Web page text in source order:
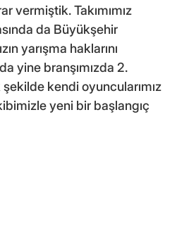
vermiştik. Takımımız
da Büyükşehir
yarışma haklarını
yine branşımızda 2.
kendi oyuncularımız
yeni bir başlangıç